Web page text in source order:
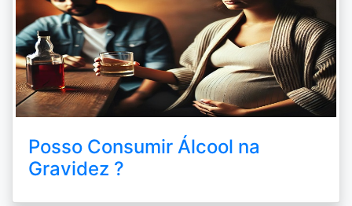
Posso Consumir Álcool na
Gravidez ?